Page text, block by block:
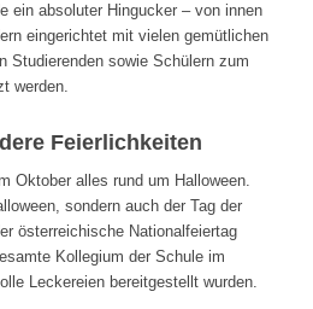
ein absoluter Hingucker – von innen
eingerichtet mit vielen gemütlichen
Studierenden sowie Schülern zum
werden.
Feierlichkeiten
Oktober alles rund um Halloween.
sondern auch der Tag der
österreichische Nationalfeiertag
Kollegium der Schule im
Leckereien bereitgestellt wurden.